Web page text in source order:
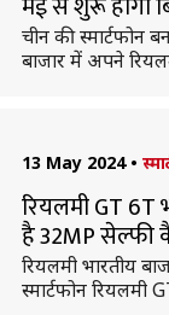
चीन की स्मार्टफोन
बाजार में अपने
13 May 2024 •
रियलमी GT 6T
है 32MP सेल्फी
रियलमी भारतीय
स्मार्टफोन रियलमी